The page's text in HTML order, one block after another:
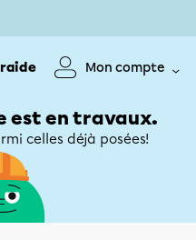
Mon compte
est en travaux.
celles déjà posées!